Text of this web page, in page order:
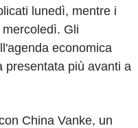
lunedì, mentre i
Gli
economica
presentata più avanti a
China Vanke, un